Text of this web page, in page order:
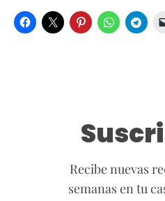
Recibe nuevas
semanas en tu